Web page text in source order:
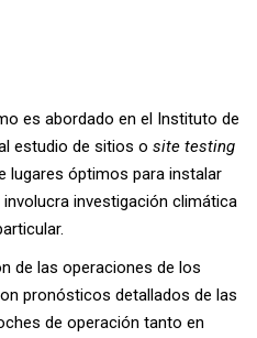
es abordado en el Instituto de
estudio de sitios o site testing
lugares óptimos para instalar
investigación climática
de las operaciones de los
pronósticos detallados de las
de operación tanto en